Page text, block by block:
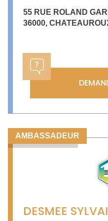
55 RUE ROLAND
36000,
AMBASSADEUR
DESMEE